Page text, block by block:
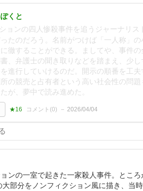
くと
ョンの四人惨殺事件を追うジャーナリ
たのだろう。名前がつけば「一人称」
徹することができる。ましてや、事件
、弁護士の聞き取りなどを踏まえ、少
進行していけるのだ。開示の順番を工
の競売と占有者という高い社会性の問
が、夢中で読み進めた。
★16 コメント(0) 2026/04/04
ンの一室で起きた一家殺人事件。とこ
部分をノンフィクション風に描き、当